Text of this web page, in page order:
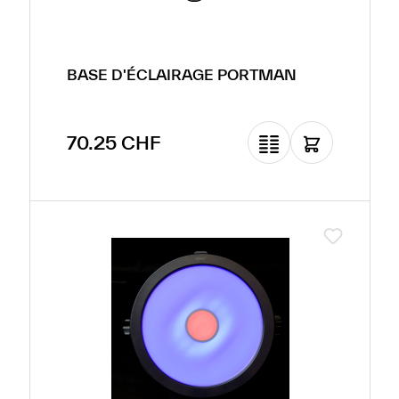
BASE D'ÉCLAIRAGE PORTMAN
Prix régulier :
70.25 CHF